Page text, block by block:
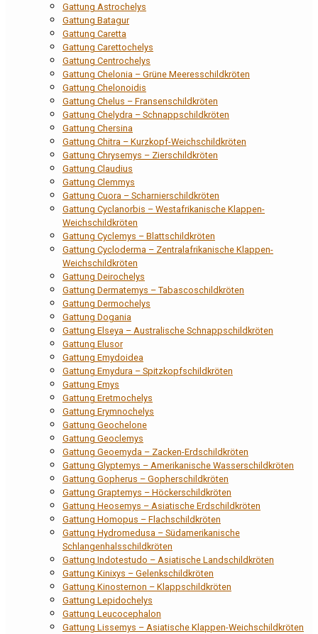
Gattung Astrochelys
Gattung Batagur
Gattung Caretta
Gattung Carettochelys
Gattung Centrochelys
Gattung Chelonia – Grüne Meeresschildkröten
Gattung Chelonoidis
Gattung Chelus – Fransenschildkröten
Gattung Chelydra – Schnappschildkröten
Gattung Chersina
Gattung Chitra – Kurzkopf-Weichschildkröten
Gattung Chrysemys – Zierschildkröten
Gattung Claudius
Gattung Clemmys
Gattung Cuora – Scharnierschildkröten
Gattung Cyclanorbis – Westafrikanische Klappen-
Weichschildkröten
Gattung Cyclemys – Blattschildkröten
Gattung Cycloderma – Zentralafrikanische Klappen-
Weichschildkröten
Gattung Deirochelys
Gattung Dermatemys – Tabascoschildkröten
Gattung Dermochelys
Gattung Dogania
Gattung Elseya – Australische Schnappschildkröten
Gattung Elusor
Gattung Emydoidea
Gattung Emydura – Spitzkopfschildkröten
Gattung Emys
Gattung Eretmochelys
Gattung Erymnochelys
Gattung Geochelone
Gattung Geoclemys
Gattung Geoemyda – Zacken-Erdschildkröten
Gattung Glyptemys – Amerikanische Wasserschildkröten
Gattung Gopherus – Gopherschildkröten
Gattung Graptemys – Höckerschildkröten
Gattung Heosemys – Asiatische Erdschildkröten
Gattung Homopus – Flachschildkröten
Gattung Hydromedusa – Südamerikanische
Schlangenhalsschildkröten
Gattung Indotestudo – Asiatische Landschildkröten
Gattung Kinixys – Gelenkschildkröten
Gattung Kinosternon – Klappschildkröten
Gattung Lepidochelys
Gattung Leucocephalon
Gattung Lissemys – Asiatische Klappen-Weichschildkröten